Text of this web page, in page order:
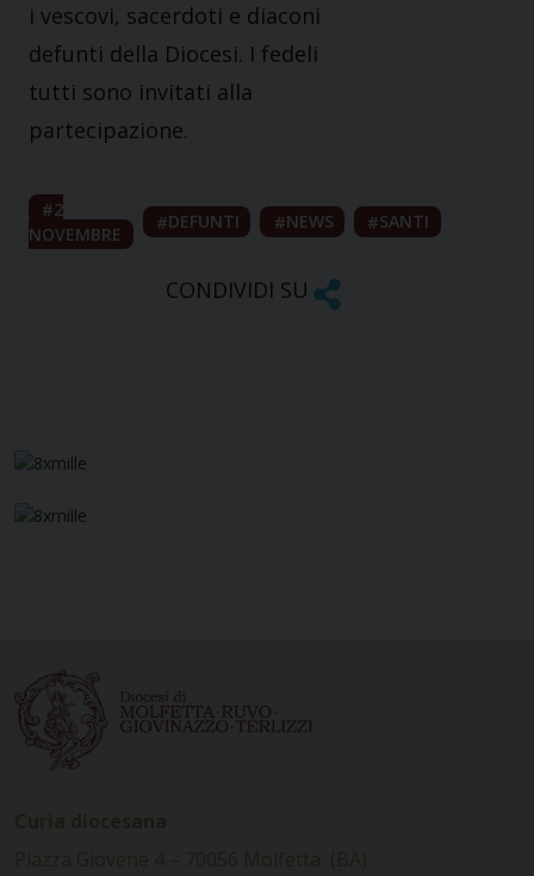
i vescovi, sacerdoti e diaconi
defunti della Diocesi. I fedeli
tutti sono invitati alla
partecipazione.
2
NOVEMBRE
DEFUNTI NEWS SANTI
CONDIVIDI SU